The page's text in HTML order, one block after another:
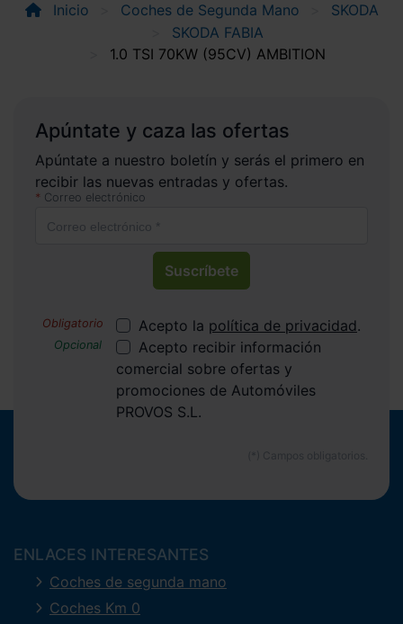
Inicio Coches de Segunda Mano
SKODA
SKODA FABIA
1.0 TSI 70KW (95CV) AMBITION
Apúntate y caza las ofertas
Apúntate a nuestro boletín y serás el primero en
recibir las nuevas entradas y ofertas.
Correo electrónico
Suscríbete
Acepto la política de privacidad.
Acepto recibir información
comercial sobre ofertas y
promociones de Automóviles
PROVOS S.L.
ENLACES INTERESANTES
Coches de segunda mano
Coches Km 0